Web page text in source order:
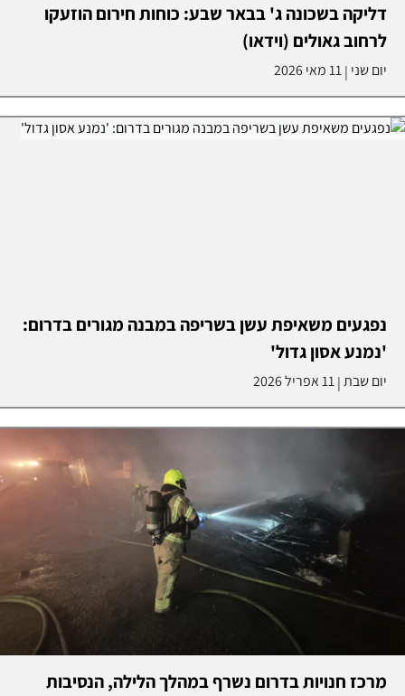
דליקה בשכונה ג' בבאר שבע: כוחות חירום הוזעקו
לרחוב גאולים (וידאו)
יום שני |11 מאי 2026
נפגעים משאיפת עשן בשריפה במבנה מגורים בדרום:
'נמנע אסון גדול'
יום שבת|11 אפריל 2026
מרכז חנויות בדרום נשרף במהלך הלילה, הנסיבות